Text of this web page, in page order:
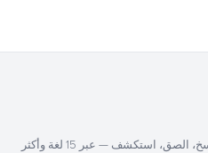
كل رمز تعبيري، كل معنى، كل لغة. انسخ، الصق، استكشف — عبر 15 لغة وأكثر